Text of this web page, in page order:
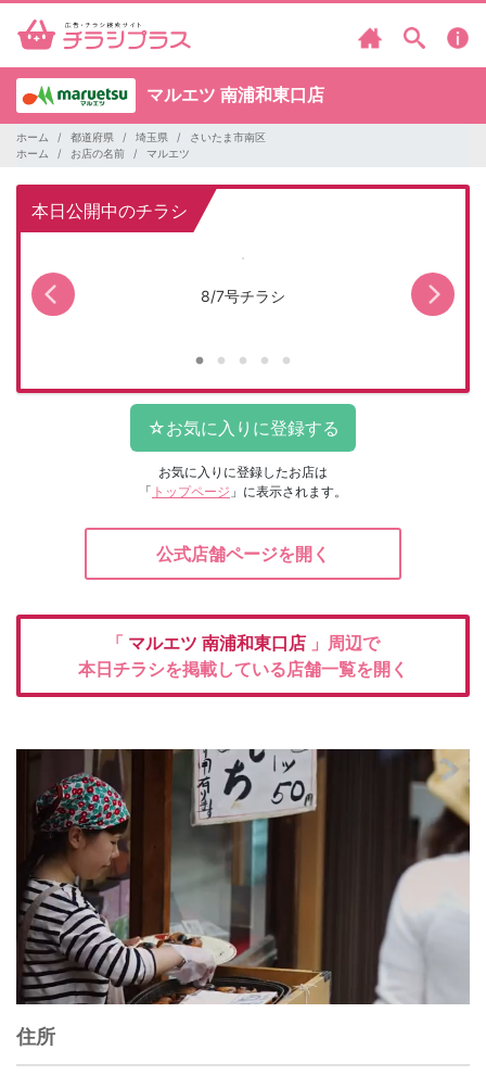
マルエツ 南浦和東口店
ホーム 都道府県 埼玉県
さいたま市南区
ホーム
お店の名前 マルエツ
本日公開中のチラシ
8/7号チラシ
お気に入りに登録したお店は
「 トップページ 」に表示されます。
公式店舗ページを開く
「 マルエツ 南浦和東口店 」周辺で
本日チラシを掲載している店舗一覧を開く
住所